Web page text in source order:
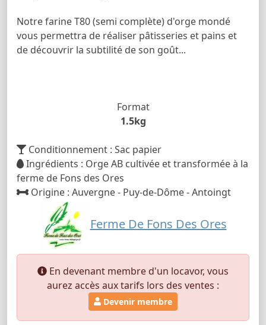
Notre farine T80 (semi complète) d'orge mondé
vous permettra de réaliser pâtisseries et pains et
de découvrir la subtilité de son goût...
Format
1.5kg
Conditionnement : Sac papier
Ingrédients : Orge AB cultivée et transformée à la
ferme de Fons des Ores
Origine : Auvergne - Puy-de-Dôme - Antoingt
Ferme De Fons Des Ores
En devenant membre d'un locavor, vous
aurez accès aux tarifs lors des ventes :
Devenir membre